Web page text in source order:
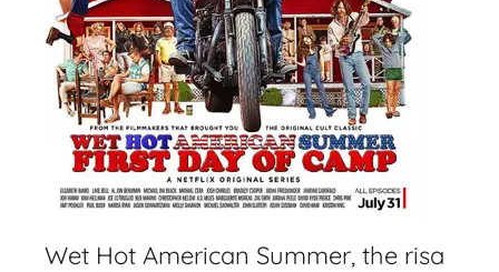
Wet Hot American Summer, the risa